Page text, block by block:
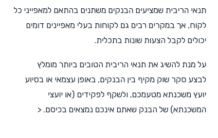
תנאי הריבית שמציעים הבנקים משתנים בהתאם למאפייני כל
לקוח, אך במקרים רבים גם לקוחות בעלי מאפיינים דומים
יכולים לקבל הצעות שונות בתכלית.
על מנת להשיג את תנאי הריבית הטובים ביותר מומלץ
לבצע סקר שוק מקיף בין הבנקים, באופן עצמאי או בסיוע
יועץ משכנתא מטעמכם, ולשקף לפקידים (או יועצי
המשכנתא) של הבנק שאתם אינכם נמצאים בכיסם. <